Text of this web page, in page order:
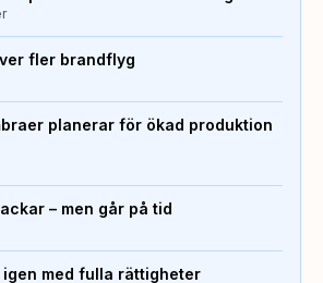
fler brandflyg
planerar för ökad produktion
– men går på tid
igen med fulla rättigheter